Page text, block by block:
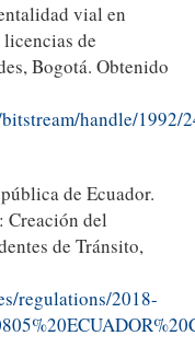
vial en
de
Bogotá. Obtenido
handle/1992/
de Ecuador.
Creación del
de Tránsito,
regulations/2018-